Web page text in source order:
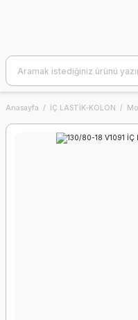
Anasayfa İÇ LASTİK-KOLON